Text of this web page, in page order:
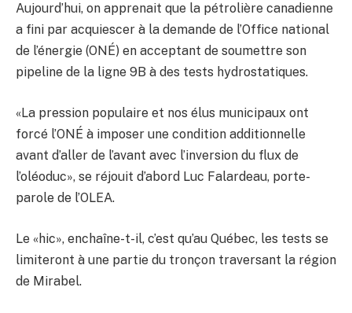
Aujourd’hui, on apprenait que la pétrolière canadienne
a fini par acquiescer à la demande de l’Office national
de l’énergie (ONÉ) en acceptant de soumettre son
pipeline de la ligne 9B à des tests hydrostatiques.
«La pression populaire et nos élus municipaux ont
forcé l’ONÉ à imposer une condition additionnelle
avant d’aller de l’avant avec l’inversion du flux de
l’oléoduc», se réjouit d’abord Luc Falardeau, porte-
parole de l’OLEA.
Le «hic», enchaîne-t-il, c’est qu’au Québec, les tests se
limiteront à une partie du tronçon traversant la région
de Mirabel.